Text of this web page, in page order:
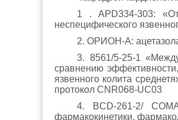
1 . APD334-303:
неспецифического
2. ОРИОН-А:
3. 8561/5-25-1
сравнению
язвенного колита
протокол CNR068-UC03
4. BCD-261-2/
фармакокинетики,